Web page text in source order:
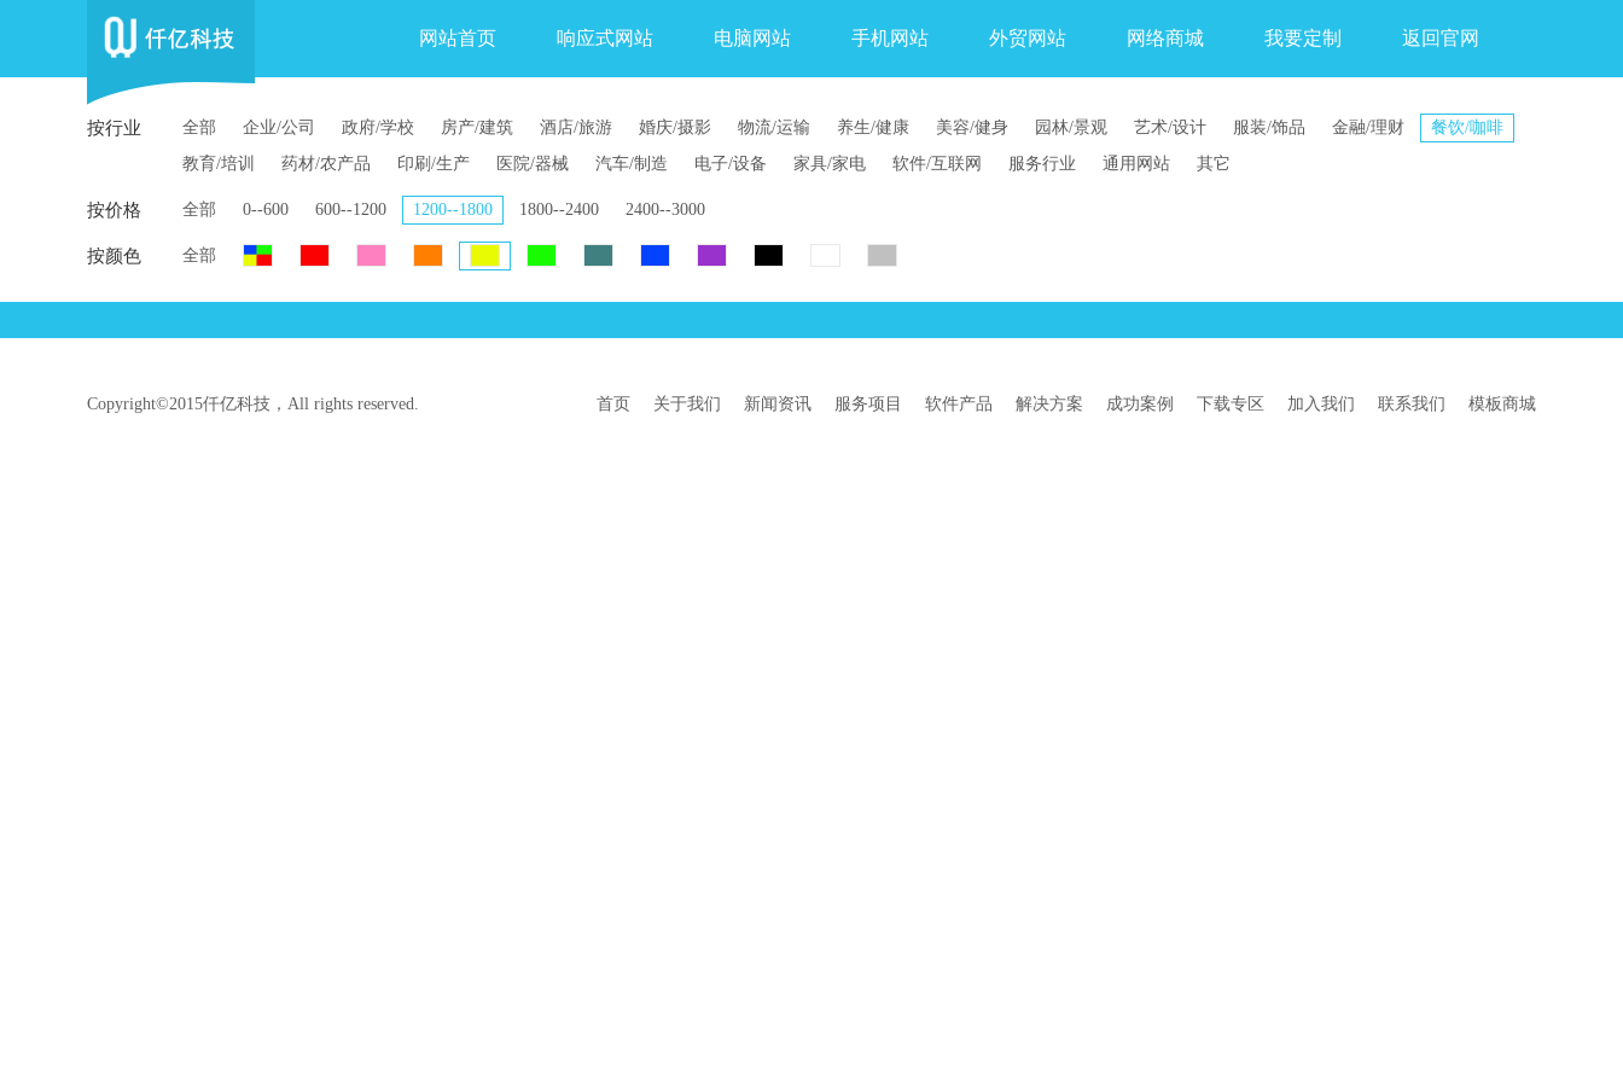
网站首页 响应式网站 电脑网站 手机网站 外贸网站 网络商城 我要定制 返回官网
按行业 全部 企业/公司 政府/学校 房产/建筑 酒店/旅游 婚庆/摄影 物流/运输 养生/健康 美容/健身 园林/景观 艺术/设计 服装/饰品 金融/理财
餐饮/咖啡
教育/培训
药材/农产品 印刷/生产 医院/器械 汽车/制造 电子/设备 家具/家电 软件/互联网 服务行业 通用网站 其它
按价格 全部 0--600 600--1200 1200--1800 1800--2400 2400--3000
按颜色 全部
Copyright©2015仟亿科技，All rights reserved. 首页 关于我们 新闻资讯 服务项目 软件产品 解决方案 成功案例 下载专区 加入我们 联系我们 模板商城